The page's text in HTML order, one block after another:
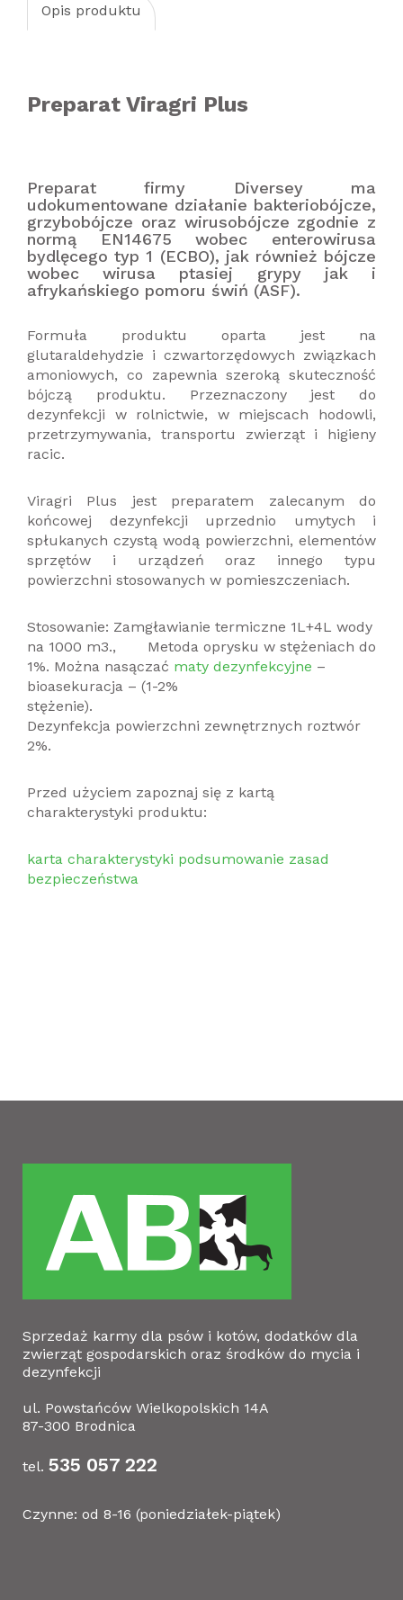
Opis produktu
Preparat Viragri Plus
Preparat firmy Diversey ma
udokumentowane działanie bakteriobójcze,
grzybobójcze oraz wirusobójcze zgodnie z
normą EN14675 wobec enterowirusa
bydlęcego typ 1 (ECBO), jak również bójcze
wobec wirusa ptasiej grypy jak i
afrykańskiego pomoru świń (ASF).
Formuła produktu oparta jest na
glutaraldehydzie i czwartorzędowych związkach
amoniowych, co zapewnia szeroką skuteczność
bójczą produktu. Przeznaczony jest do
dezynfekcji w rolnictwie, w miejscach hodowli,
przetrzymywania, transportu zwierząt i higieny
racic.
Viragri Plus jest preparatem zalecanym do
końcowej dezynfekcji uprzednio umytych i
spłukanych czystą wodą powierzchni, elementów
sprzętów i urządzeń oraz innego typu
powierzchni stosowanych w pomieszczeniach.
Stosowanie: Zamgławianie termiczne 1L+4L wody
na 1000 m3., Metoda oprysku w stężeniach do
1%. Można nasączać maty dezynfekcyjne –
bioasekuracja – (1-2%
stężenie).
Dezynfekcja powierzchni zewnętrznych roztwór
2%.
Przed użyciem zapoznaj się z kartą
charakterystyki produktu:
karta charakterystyki podsumowanie zasad
bezpieczeństwa
Sprzedaż karmy dla psów i kotów, dodatków dla
zwierząt gospodarskich oraz środków do mycia i
dezynfekcji
ul. Powstańców Wielkopolskich 14A
87-300 Brodnica
tel. 535 057 222
Czynne: od 8-16 (poniedziałek-piątek)